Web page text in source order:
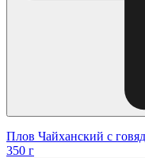
Плов Чайханский с
350 г